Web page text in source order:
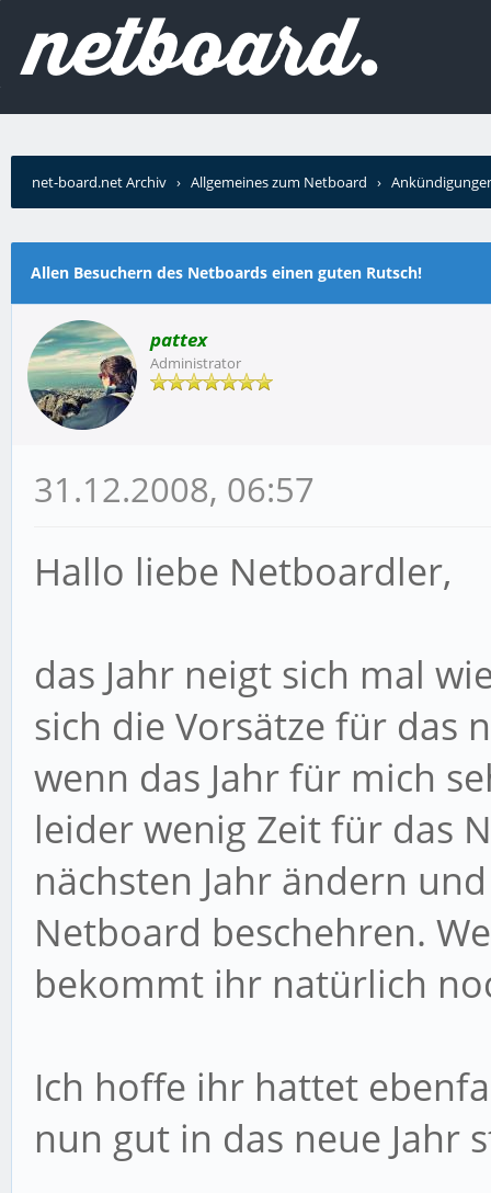
net-board.net Archiv › Allgemeines zum Netboard ›
Allen Besuchern des Netboards einen guten Rutsch!
pattex
Administrator
31.12.2008, 06:57
Hallo liebe Netboardler,
das Jahr neigt sich mal
sich die Vorsätze für das
wenn das Jahr für mich
leider wenig Zeit für das
nächsten Jahr ändern
Netboard beschehren.
bekommt ihr natürlich
Ich hoffe ihr hattet
nun gut in das neue Jahr